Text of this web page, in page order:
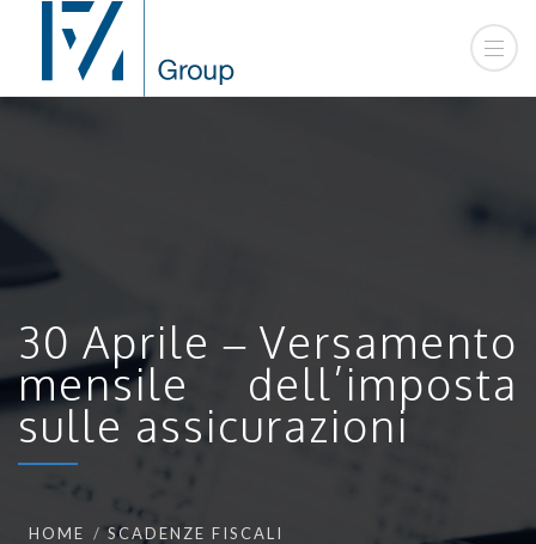
30 Aprile – Versamento
mensile dell’imposta
sulle assicurazioni
HOME
SCADENZE FISCALI